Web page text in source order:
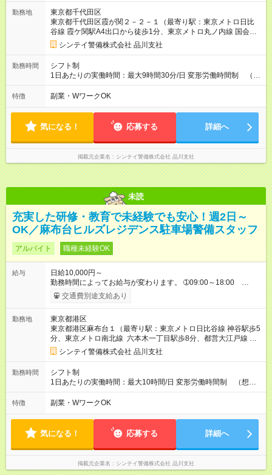
250円/日 交通誘導検定２級 250円/日 空港保
安検定２級 250円/日 など 【試用期間】試用期間なし
勤務地
東京都千代田区
東京都千代田区霞が関２－２－１（最寄り駅：東京メトロ日比
谷線 霞ケ関駅A4出口から徒歩1分、東京メトロ丸ノ内線 国会議
事堂前駅から徒歩5分、東京メトロ南北線 溜池山王駅から徒歩
シンテイ警備株式会社 品川支社
勤務時間
シフト制
1日あたりの実働時間：最大9時間30分/日 変形労働時間制 （想
定労働時間 172時間/月） 【シフト例】 ➀08:00～19:30 実働
09:30、休憩02:00 ※他の勤務時間もございますでのご相談くだ
特徴 副業・WワークOK
気になる！ 応募する 詳細へ
掲載元企業名 シンテイ警備株式会社 品川支社
未読
充実した研修・教育で未経験でも安心！週2日～
OK／麻布台ヒルズレジデンス駐車場警備スタッフ
アルバイト 職種未経験OK
給与
日給10,000円～
勤務時間によってお給与が変わります。 ➀09:00～18:00
10,000円～ ➁08:00～20:00 13,126円～ ➂13:00～22:00
10,000円～ ※別途資格手当がございます。 例：自衛消防技術
交通費別途支給あり
勤務地
東京都港区
東京都港区麻布台１（最寄り駅：東京メトロ日比谷線 神谷駅歩5
分、東京メトロ南北線 六本木一丁目駅歩8分、都営大江戸線 麻
布十番駅歩9分）
シンテイ警備株式会社 品川支社
勤務時間
シフト制
1日あたりの実働時間：最大10時間/日 変形労働時間制 （想定
労働時間 172時間/月） 【シフト例】 ➀09:00～18:00 休憩1H
➁08:00～20:00 休憩2H ➂13:00～22:00 休憩1H ※夜間帯も
特徴 副業・WワークOK
気になる！ 応募する 詳細へ
掲載元企業名 シンテイ警備株式会社 品川支社